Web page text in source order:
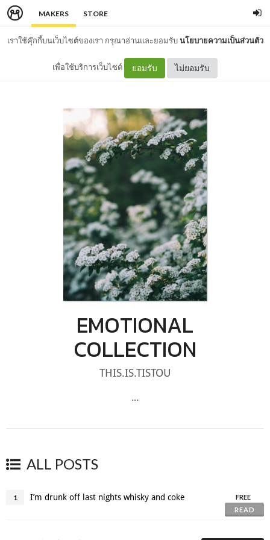
MAKERS STORE
เราใช้คุ๊กกี้บนเว็บไซต์ของเรา กรุณาอ่านและยอมรับนโยบายความเป็นส่วนตัว
เพื่อใช้บริการเว็บไซต์ ยอมรับ ไม่ยอมรับ
EMOTIONAL
COLLECTION
THIS.IS.TISTOU
...
ALL POSTS
1 I’m drunk off last nights whisky and coke
FREE
READ